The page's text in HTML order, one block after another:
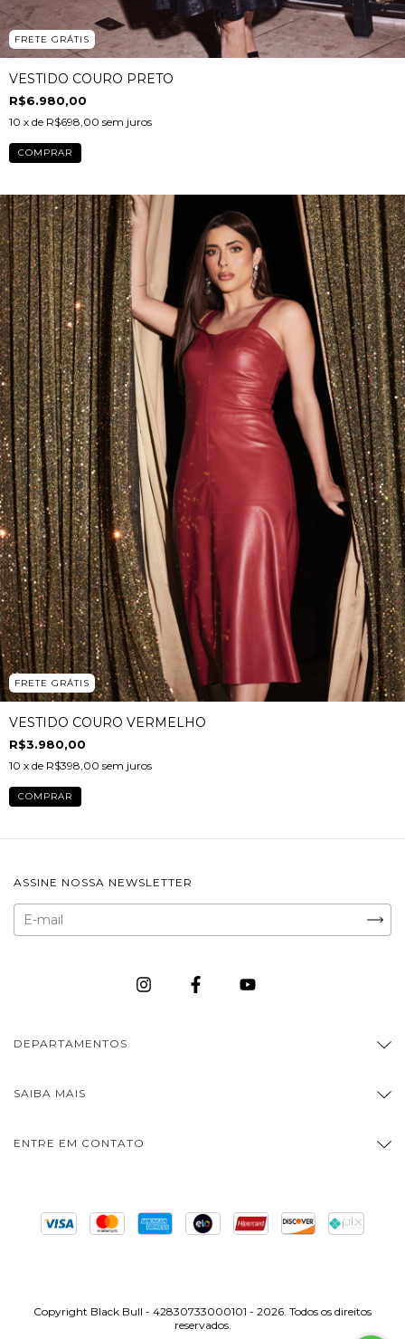
FRETE GRÁTIS
VESTIDO COURO PRETO
R$6.980,00
10 x de R$698,00 sem juros
COMPRAR
FRETE GRÁTIS
VESTIDO COURO VERMELHO
R$3.980,00
10 x de R$398,00 sem juros
COMPRAR
ASSINE NOSSA NEWSLETTER
DEPARTAMENTOS
SAIBA MAIS
ENTRE EM CONTATO
Copyright Black Bull - 42830733000101 - 2026. Todos os direitos
reservados.